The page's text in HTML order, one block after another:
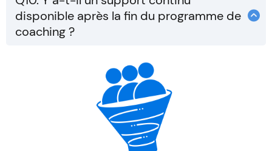
80 entrepreneurs en session de coaching une
fois par semaine pendant 1 an. J'ai aussi plus de
et interactive, avec des conseils adaptés à vos
besoins spécifiques et un suivi régulier pour
disponible après la fin du programme de
coaching ?
de la communauté mais aussi via messenger.
Une fois en coaching avec moi nous allons nous
ajouter sur les réseaux pour que je puisse vous
aider à maintenir votre élan et à continuer à